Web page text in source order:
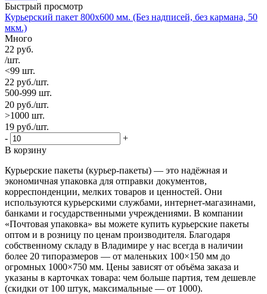
Быстрый просмотр
Курьерский пакет 800х600 мм. (Без надписей, без кармана, 50
мкм.)
Много
22 руб.
/шт.
<99 шт.
22 руб./шт.
500-999 шт.
20 руб./шт.
>1000 шт.
19 руб./шт.
-
+
В корзину
Курьерские пакеты (курьер-пакеты) — это надёжная и
экономичная упаковка для отправки документов,
корреспонденции, мелких товаров и ценностей. Они
используются курьерскими службами, интернет-магазинами,
банками и государственными учреждениями. В компании
«Почтовая упаковка» вы можете купить курьерские пакеты
оптом и в розницу по ценам производителя. Благодаря
собственному складу в Владимире у нас всегда в наличии
более 20 типоразмеров — от маленьких 100×150 мм до
огромных 1000×750 мм. Цены зависят от объёма заказа и
указаны в карточках товара: чем больше партия, тем дешевле
(скидки от 100 штук, максимальные — от 1000).